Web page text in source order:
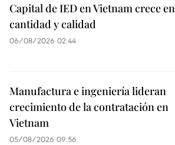
Capital de IED en Vietnam crece en
cantidad y calidad
06/08/2026 02:44
Manufactura e ingeniería lideran
crecimiento de la contratación en
Vietnam
05/08/2026 09:56